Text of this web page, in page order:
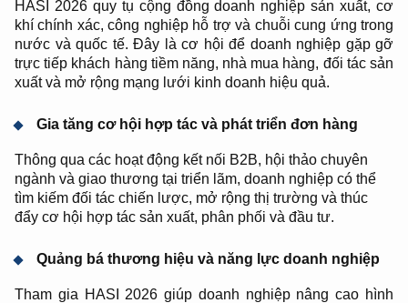
HASI 2026 quy tụ cộng đồng doanh nghiệp sản xuất, cơ
khí chính xác, công nghiệp hỗ trợ và chuỗi cung ứng trong
nước và quốc tế. Đây là cơ hội để doanh nghiệp gặp gỡ
trực tiếp khách hàng tiềm năng, nhà mua hàng, đối tác sản
xuất và mở rộng mạng lưới kinh doanh hiệu quả.
Gia tăng cơ hội hợp tác và phát triển đơn hàng
Thông qua các hoạt động kết nối B2B, hội thảo chuyên
ngành và giao thương tại triển lãm, doanh nghiệp có thể
tìm kiếm đối tác chiến lược, mở rộng thị trường và thúc
đẩy cơ hội hợp tác sản xuất, phân phối và đầu tư.
Quảng bá thương hiệu và năng lực doanh nghiệp
Tham gia HASI 2026 giúp doanh nghiệp nâng cao hình